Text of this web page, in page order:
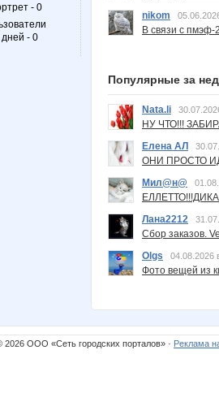
- 0
- 0
nikom
В связи с пмэф-
Популярные за
Nata.li
НУ ЧТО!!!
Елена АЛ
ОНИ ПРОСТО
Мил@н@
Лана2212
Сбор заказов.
Olgs
04.08.2026
Фото вещей из
2026 ООО «Сеть городских порталов» · Реклама